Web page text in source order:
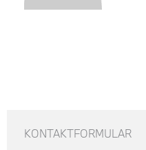
KONTAKTFORMULAR